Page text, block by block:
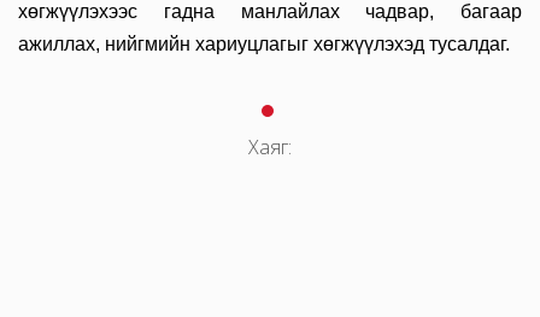
хөгжүүлэхээс гадна манлайлах чадвар, багаар
ажиллах, нийгмийн хариуцлагыг хөгжүүлэхэд тусалдаг.
Хаяг: